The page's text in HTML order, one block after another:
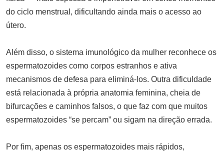
do ciclo menstrual, dificultando ainda mais o acesso ao
útero.
Além disso, o sistema imunológico da mulher reconhece os
espermatozoides como corpos estranhos e ativa
mecanismos de defesa para eliminá-los. Outra dificuldade
está relacionada à própria anatomia feminina, cheia de
bifurcações e caminhos falsos, o que faz com que muitos
espermatozoides “se percam” ou sigam na direção errada.
Por fim, apenas os espermatozoides mais rápidos,